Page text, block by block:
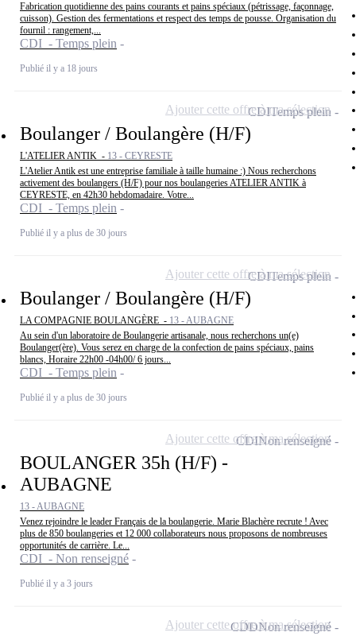
Fabrication quotidienne des pains courants et pains spéciaux (pétrissage, façonnage,
cuisson). Gestion des fermentations et respect des temps de pousse. Organisation du
fournil : rangement,...
CDI - Temps plein
Publié il y a 18 jours
Boulanger / Boulangère (H/F)
L'ATELIER ANTIK - 13 - CEYRESTE
L'Atelier Antik est une entreprise familiale à taille humaine :) Nous recherchons
activement des boulangers (H/F) pour nos boulangeries ATELIER ANTIK à
CEYRESTE, en 42h30 hebdomadaire. Votre...
CDI - Temps plein
Publié il y a plus de 30 jours
CDITemps plein
Ajouter cette offre à ma sélection
Boulanger / Boulangère (H/F)
LA COMPAGNIE BOULANGÈRE - 13 - AUBAGNE
Au sein d'un laboratoire de Boulangerie artisanale, nous recherchons un(e)
Boulanger(ère). Vous serez en charge de la confection de pains spéciaux, pains
blancs, Horaire 22h00 -04h00/ 6 jours...
CDI - Temps plein
Publié il y a plus de 30 jours
CDITemps plein
Ajouter cette offre à ma sélection
BOULANGER 35h (H/F) -
AUBAGNE
13 - AUBAGNE
Venez rejoindre le leader Français de la boulangerie. Marie Blachère recrute ! Avec
plus de 850 boulangeries et 12 000 collaborateurs nous proposons de nombreuses
opportunités de carrière. Le...
CDI - Non renseigné
Publié il y a 3 jours
CDINon renseigné
Ajouter cette offre à ma sélection
CDDNon renseigné
Ajouter cette offre à ma sélection